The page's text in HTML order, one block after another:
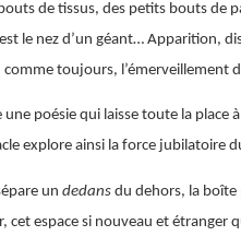
de tissus, des petits bouts
le nez d’un géant… Apparition,
toujours, l’émerveillement
une poésie qui laisse toute la place
explore ainsi la force jubilatoire
undedans du dehors, la boîte
cet espace si nouveau et